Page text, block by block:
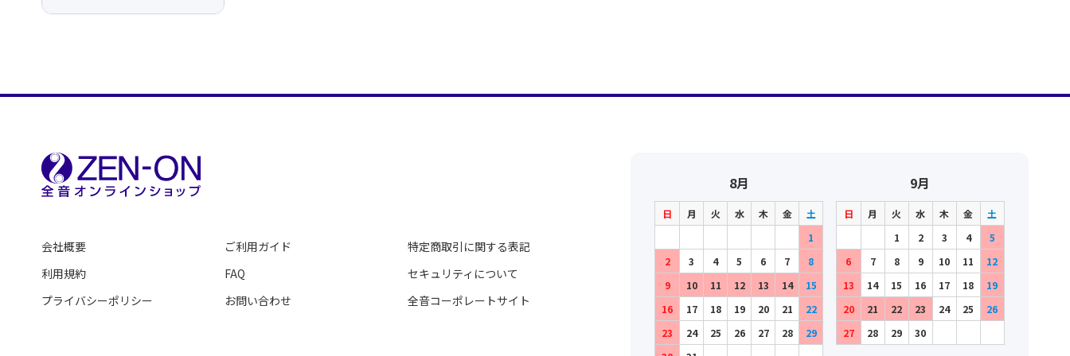
会社概要
利用規約
プライバシーポリシー
ご利用ガイド
FAQ
お問い合わせ
特定商取引に関する表記
セキュリティについて
全音コーポレートサイト
8月
日 月 火 水 木 金
土
1
2
3 4 5 6 7
8
9
10 11 12 13 14
15
16
17 18 19 20 21
22
23
24 25 26 27 28
29
9月
日 月 火 水 木 金
土
1
2 3 4
5
6
7 8 9 10 11
12
13
14 15 16 17 18
19
20
21 22 23 24 25
26
27
28 29 30